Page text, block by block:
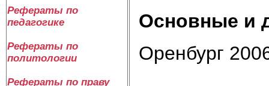
Рефераты по
педагогике
Рефераты по
политологии
Рефераты по праву
Основные и
Оренбург